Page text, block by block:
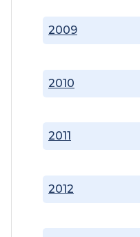
2009
2010
2011
2012